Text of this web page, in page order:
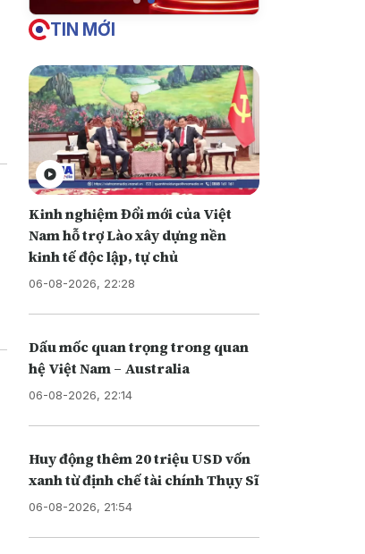
TIN MỚI
Kinh nghiệm Đổi mới của Việt
Nam hỗ trợ Lào xây dựng nền
kinh tế độc lập, tự chủ
06-08-2026, 22:28
Dấu mốc quan trọng trong quan
hệ Việt Nam – Australia
06-08-2026, 22:14
Huy động thêm 20 triệu USD vốn
xanh từ định chế tài chính Thụy Sĩ
06-08-2026, 21:54